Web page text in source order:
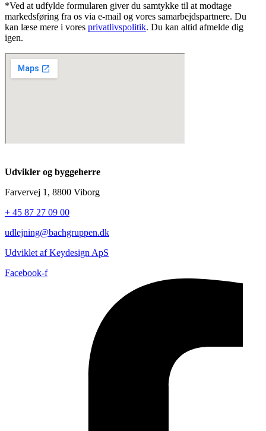
*Ved at udfylde formularen giver du samtykke til at modtage
markedsføring fra os via e-mail og vores samarbejdspartnere. Du
kan læse mere i vores privatlivspolitik. Du kan altid afmelde dig
igen.
Udvikler og byggeherre
Farvervej 1, 8800 Viborg
+ 45 87 27 09 00
udlejning@bachgruppen.dk
Udviklet af Keydesign ApS
Facebook-f